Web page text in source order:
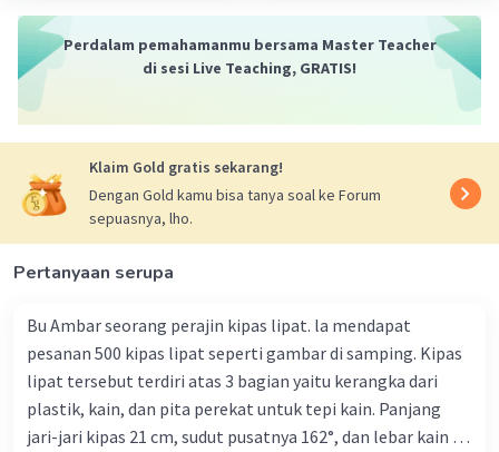
Iklan
Perdalam pemahamanmu bersama Master Teacher
di sesi Live Teaching, GRATIS!
Klaim Gold gratis sekarang!
Dengan Gold kamu bisa tanya soal ke Forum
sepuasnya, lho.
Pertanyaan serupa
Bu Ambar seorang perajin kipas lipat. la mendapat
pesanan 500 kipas lipat seperti gambar di samping. Kipas
lipat tersebut terdiri atas 3 bagian yaitu kerangka dari
plastik, kain, dan pita perekat untuk tepi kain. Panjang
jari-jari kipas 21 cm, sudut pusatnya 162°, dan lebar kain 14